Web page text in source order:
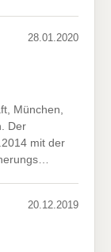
28.01.2020
München,
Der
mit der
20.12.2019